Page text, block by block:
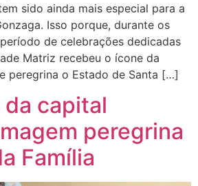
sido ainda mais especial para a
Isso porque, durante os
de celebrações dedicadas
Matriz recebeu o ícone da
peregrina o Estado de Santa […]
da capital
peregrina
Família